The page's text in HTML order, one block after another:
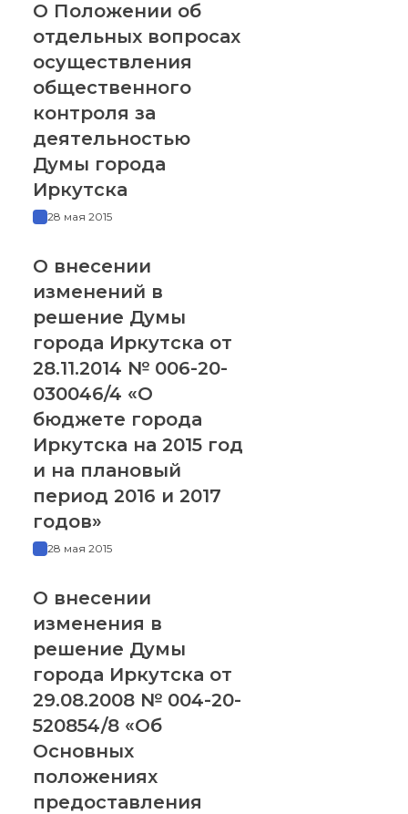
О Положении об
отдельных вопросах
осуществления
общественного
контроля за
деятельностью
Думы города
Иркутска
28 мая 2015
О внесении
изменений в
решение Думы
города Иркутска от
28.11.2014 № 006-20-
030046/4 «О
бюджете города
Иркутска на 2015 год
и на плановый
период 2016 и 2017
годов»
28 мая 2015
О внесении
изменения в
решение Думы
города Иркутска от
29.08.2008 № 004-20-
520854/8 «Об
Основных
положениях
предоставления